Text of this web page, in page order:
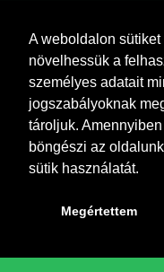
A weboldalon
növelhessük a
személyes adatait
jogszabályoknak
tároljuk.
böngészi az
sütik használatát.
Megértettem
Anna Nyikus folk artist